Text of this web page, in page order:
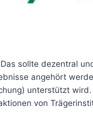
sollte dezentral
angehört
unterstützt
von